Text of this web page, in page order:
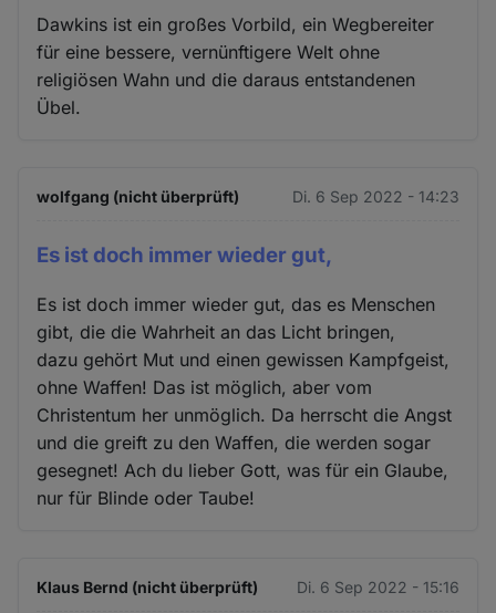
Dawkins ist ein großes Vorbild, ein Wegbereiter
für eine bessere, vernünftigere Welt ohne
religiösen Wahn und die daraus entstandenen
Übel.
wolfgang (nicht überprüft) Di. 6 Sep 2022 - 14:23
Es ist doch immer wieder gut,
Es ist doch immer wieder gut, das es Menschen
gibt, die die Wahrheit an das Licht bringen,
dazu gehört Mut und einen gewissen Kampfgeist,
ohne Waffen! Das ist möglich, aber vom
Christentum her unmöglich. Da herrscht die Angst
und die greift zu den Waffen, die werden sogar
gesegnet! Ach du lieber Gott, was für ein Glaube,
nur für Blinde oder Taube!
Klaus Bernd (nicht überprüft) Di. 6 Sep 2022 - 15:16